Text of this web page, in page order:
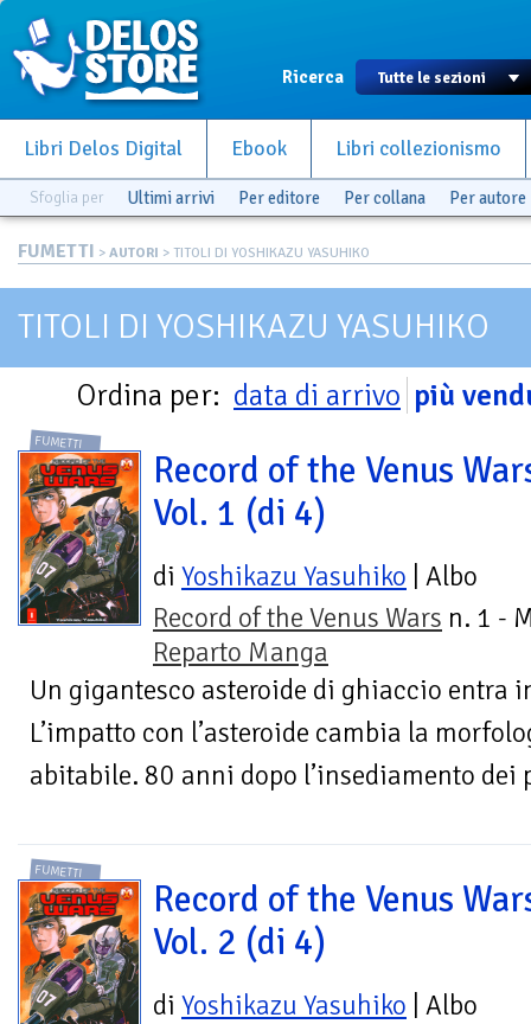
Ricerca
Libri Delos Digital Ebook Libri collezionismo
Sfoglia per Ultimi arrivi Per editore Per collana Per autore
FUMETTI > AUTORI > TITOLI DI YOSHIKAZU YASUHIKO
TITOLI DI YOSHIKAZU YASUHIKO
Ordina per: data di arrivo più
FUMETTI
Record of the Venus
Vol. 1 (di 4)
di Yoshikazu Yasuhiko | Albo
Record of the Venus Wars n. 1 -
Reparto Manga
Un gigantesco asteroide di ghiaccio entra
L’impatto con l’asteroide cambia la
abitabile. 80 anni dopo l’insediamento dei
FUMETTI
Record of the Venus
Vol. 2 (di 4)
di Yoshikazu Yasuhiko | Albo